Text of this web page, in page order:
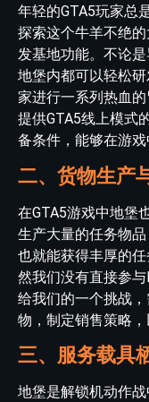
年轻的GTA5玩家总
探索这个牛羊不绝
发基地功能。不论
地堡内都可以轻松
家进行一系列热血
提供GTA5线上模式
备条件，能够在游戏
二、货物生产
在GTA5游戏中地堡
生产大量的任务物
也就能获得丰厚的
然我们没有直接参
给我们的一个挑战
物，制定销售策略，
三、服务载具
地堡是解锁机动作